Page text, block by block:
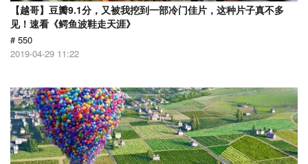
【越哥】豆瓣9.1分，又被我挖到一部冷门佳片，这种片子真不多
见！速看《鳄鱼波鞋走天涯》
# 550
2019-04-29 11:22